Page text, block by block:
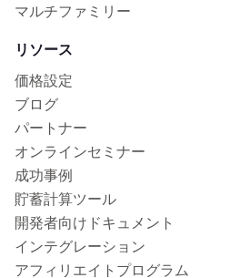
マルチファミリー
リソース
価格設定
ブログ
パートナー
オンラインセミナー
成功事例
貯蓄計算ツール
開発者向けドキュメント
インテグレーション
アフィリエイトプログラム